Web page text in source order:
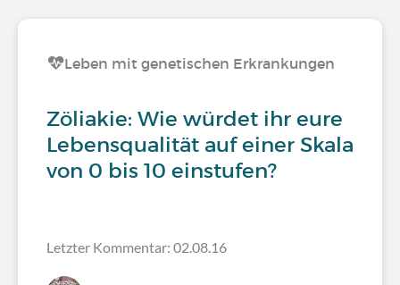
Leben mit genetischen Erkrankungen
Zöliakie: Wie würdet ihr eure
Lebensqualität auf einer Skala
von 0 bis 10 einstufen?
Letzter Kommentar: 02.08.16